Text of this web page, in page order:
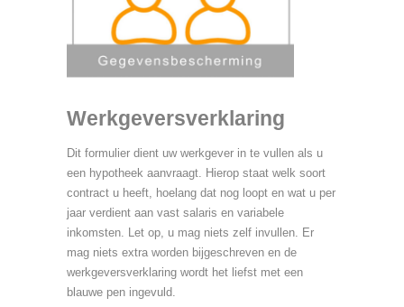
Werkgeversverklaring
Dit formulier dient uw werkgever in te vullen als u
een hypotheek aanvraagt. Hierop staat welk soort
contract u heeft, hoelang dat nog loopt en wat u per
jaar verdient aan vast salaris en variabele
inkomsten. Let op, u mag niets zelf invullen. Er
mag niets extra worden bijgeschreven en de
werkgeversverklaring wordt het liefst met een
blauwe pen ingevuld.